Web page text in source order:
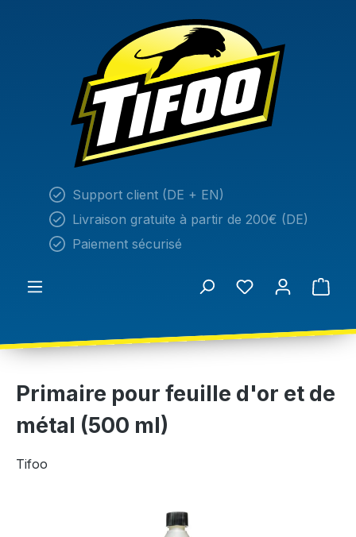
Support client (DE + EN)
Livraison gratuite à partir de 200€ (DE)
Paiement sécurisé
Primaire pour feuille d'or et de
métal (500 ml)
Tifoo
Ignorer la galerie d'images